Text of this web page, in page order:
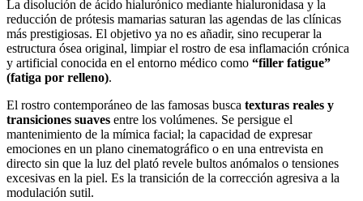
La disolución de ácido hialurónico mediante hialuronidasa y la
reducción de prótesis mamarias saturan las agendas de las clínicas
más prestigiosas. El objetivo ya no es añadir, sino recuperar la
estructura ósea original, limpiar el rostro de esa inflamación crónica
y artificial conocida en el entorno médico como “filler fatigue”
(fatiga por relleno).
El rostro contemporáneo de las famosas busca texturas reales y
transiciones suaves entre los volúmenes. Se persigue el
mantenimiento de la mímica facial; la capacidad de expresar
emociones en un plano cinematográfico o en una entrevista en
directo sin que la luz del plató revele bultos anómalos o tensiones
excesivas en la piel. Es la transición de la corrección agresiva a la
modulación sutil.